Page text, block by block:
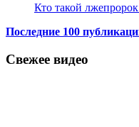
Кто такой
Последние 100
Свежее видео